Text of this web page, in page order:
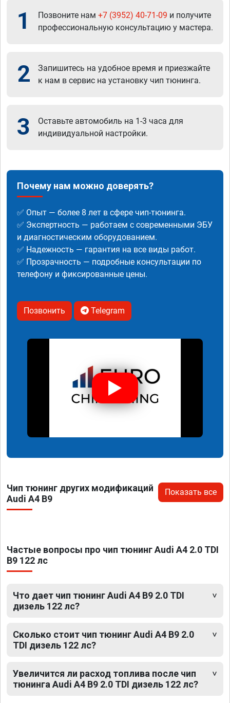
1 Позвоните нам +7 (3952) 40-71-09 и получите
профессиональную консультацию у мастера.
2
Запишитесь на удобное время и приезжайте
к нам в сервис на установку чип тюнинга.
3
Оставьте автомобиль на 1-3 часа для
индивидуальной настройки.
Почему нам можно доверять?
✅ Опыт — более 8 лет в сфере чип-тюнинга.
✅ Экспертность — работаем с современными ЭБУ
и диагностическим оборудованием.
✅ Надежность — гарантия на все виды работ.
✅ Прозрачность — подробные консультации по
телефону и фиксированные цены.
Позвонить Telegram
Чип тюнинг других модификаций
Audi A4 B9
Показать все
Частые вопросы про чип тюнинг Audi A4 2.0 TDI
B9 122 лс
Что дает чип тюнинг Audi A4 B9 2.0 TDI
дизель 122 лс?
Сколько стоит чип тюнинг Audi A4 B9 2.0
TDI дизель 122 лс?
Увеличится ли расход топлива после чип
тюнинга Audi A4 B9 2.0 TDI дизель 122 лс?